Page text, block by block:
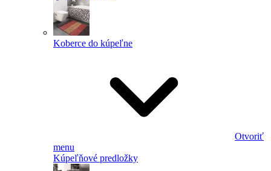
Koberce do kúpeľne
Otvoriť
menu
Kúpeľňové predložky